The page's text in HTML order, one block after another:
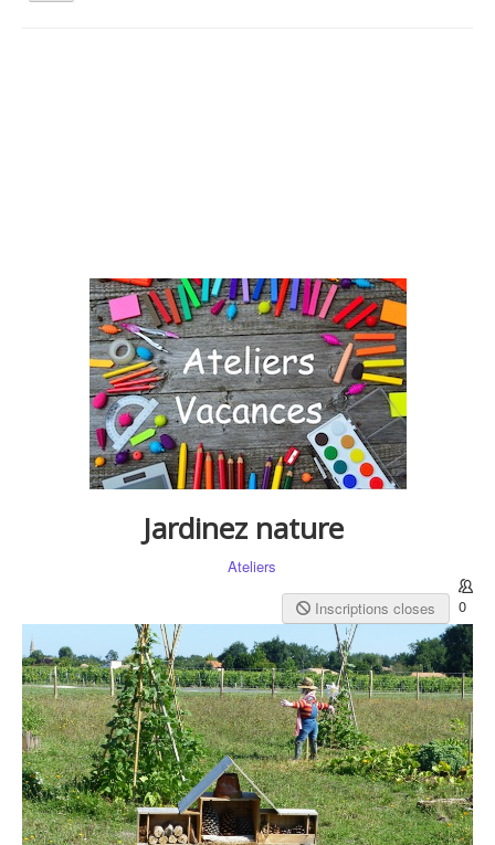
la
Guide Nature Patrimoine Volontaire (GNPV)
Centre de Ressources du Territoire (CRT)
Contact
Bienvenue dans Mon Jardin au Naturel (BMJN)
Jardinez nature
Ateliers
Inscriptions closes
0